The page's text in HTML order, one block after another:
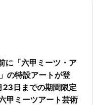
に「六甲ミーツ・ア
の特設アートが登
日までの期間限定
甲ミーツアート芸術